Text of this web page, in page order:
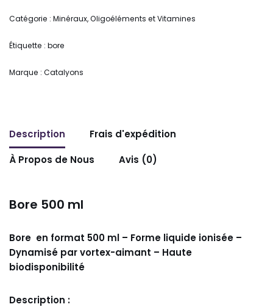
Catégorie : Minéraux, Oligoéléments et Vitamines
Étiquette : bore
Marque : Catalyons
Description
Frais d'expédition
À Propos de Nous
Avis (0)
Bore 500 ml
Bore en format 500 ml – Forme liquide ionisée –
Dynamisé par vortex-aimant – Haute
biodisponibilité
Description :